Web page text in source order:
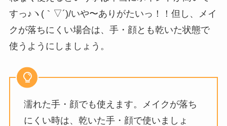
すっ♪ヽ(｀▽´)/いや〜ありがたいっ！！但し、メイ
クが落ちにくい場合は、手・顔とも乾いた状態で
使うようにしましょう。
濡れた手・顔でも使えます。メイクが落ち
にくい時は、乾いた手・顔で使いましょ